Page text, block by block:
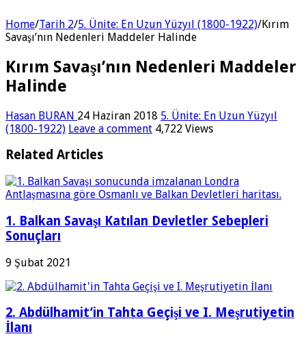
Home/Tarih 2/5. Ünite: En Uzun Yüzyıl (1800-1922)/Kırım
Savaşı’nın Nedenleri Maddeler Halinde
Kırım Savaşı’nın Nedenleri Maddeler
Halinde
Hasan BURAN 24 Haziran 2018 5. Ünite: En Uzun Yüzyıl
(1800-1922) Leave a comment 4,722 Views
Related Articles
1. Balkan Savaşı Katılan Devletler Sebepleri
Sonuçları
9 Şubat 2021
2. Abdülhamit’in Tahta Geçişi ve I. Meşrutiyetin
İlanı